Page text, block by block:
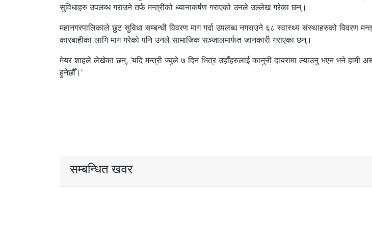
सुविधाहरु उपलब्ध गराउने तर्फ मन्त्रीको ध्यानाकर्षण गराएको उनले उल्लेख गरेका छन्।
महानगरपालिकाले छुट सुविधा सम्बन्धी विवरण माग गर्दा उपलब्ध नगराउने ६८ स्वास्थ्य संस्थाहरुको विवरण
कारबाहीका लागि माग गरेको पनि उनले सामाजिक सञ्जालमार्फत जानकारी गराएका छन्।
मेयर शाहले लेखेका छन्, ‘यदि मन्त्री ज्युले ७ दिन भित्र उहाँहरुलाई कानुनी दायरामा ल्याउनु भएन भने हामी
हुनेछौँ।’
सम्बन्धित खवर